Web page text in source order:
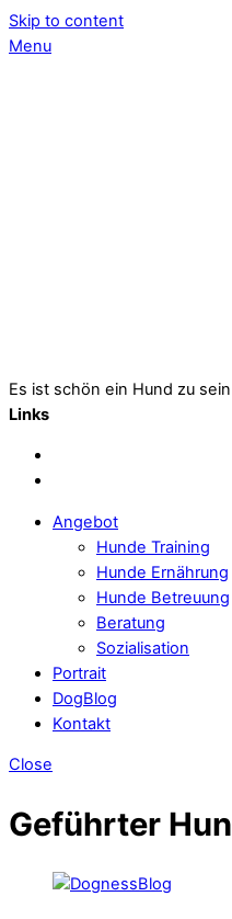
Skip to content
Menu
Es ist schön ein Hund zu sein
Links
Angebot
Hunde Training
Hunde Ernährung
Hunde Betreuung
Beratung
Sozialisation
Portrait
DogBlog
Kontakt
Close
Geführter